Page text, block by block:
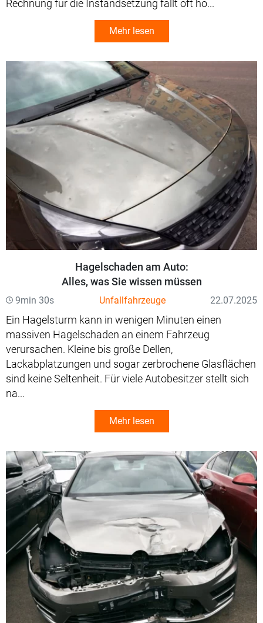
Rechnung für die Instandsetzung fällt oft hö...
Mehr lesen
Hagelschaden am Auto:
Alles, was Sie wissen müssen
9min 30s Unfallfahrzeuge 22.07.2025
Ein Hagelsturm kann in wenigen Minuten einen
massiven Hagelschaden an einem Fahrzeug
verursachen. Kleine bis große Dellen,
Lackabplatzungen und sogar zerbrochene Glasflächen
sind keine Seltenheit. Für viele Autobesitzer stellt sich
na...
Mehr lesen